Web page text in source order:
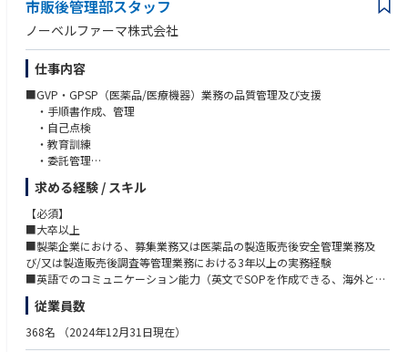
obal RA
• To calculate/monitor R&D cost from the beginning of development unt
il approval
• To inform progress of development and registration status to relevant s
• To submit application file for reimbursement acquisition
10. Use of Global data base and collaboration with overseas sites
A) To make the best use of global resources such as Kabi RegTrack, KabiT
rack, and any other electronic systems.
B) To receive and assess the regulatory impact to the changes proposed
by internal Fresenius Kabi sites and the other manufacturing facilities.
11. Deputy for National Safety Officer (NSO)
A) Case intake and QC checks in KabiSafe system.
B) The 2nd personnel for all activities of NSO.
12. Team building:
• Supporting RA/QA/Vigilance organization and collaborating with team
members to accomplish business target
【求める人物像】
・コミュニケーション力が高い（様々な部門との連携及び調整が必要とな
るため）
・確実かつ正確な作業を根気強くできる
・真面目で責任感が強い
・自身の得意分野だけでなく、様々な領域について知識習得の意欲がある
・論理的思考力が高い
市販後管理部スタッフ
ノーベルファーマ株式会社
仕事内容
■GVP・GPSP（医薬品/医療機器）業務の品質管理及び支援
・手順書作成、管理
・自己点検
・教育訓練
・委託管理
・再審査/使用成績評価申請対応
・業許可更新対応
■グローバルPV、業務品質管理
・関連文書（ポリシー・規程・SOP等）管理
・教育訓練の資材作成、訓練実施、受講管理
・CAPAの計画、実行の支援
・文書管理・教育システム管理
・目標管理、委託・変更管理、モニタリング、当局査察対応、子会社管理
等
求める経験 / スキル
【必須】
■大卒以上
■製薬企業における、募集業務又は医薬品の製造販売後安全管理業務及
び/又は製造販売後調査等管理業務における3年以上の実務経験
■英語でのコミュニケーション能力（英文でSOPを作成できる、海外との
会議にて会話を理解できる）
【歓迎】
従業員数
368名 （2024年12月31日現在）